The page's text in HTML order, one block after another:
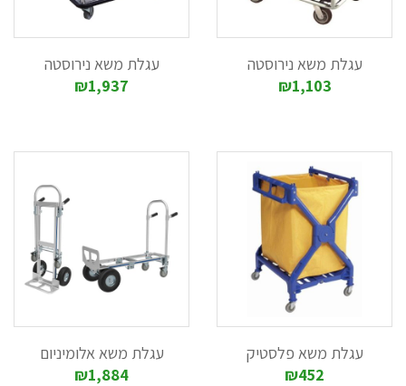
עגלת משא נירוסטה
₪1,103
עגלת משא נירוסטה
₪1,937
עגלת משא פלסטיק
₪452
עגלת משא אלומיניום
₪1,884